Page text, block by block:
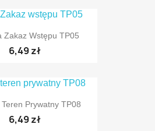
Zakaz Wstępu TP05
6,49 zł
Prywatny TP08
6,49 zł